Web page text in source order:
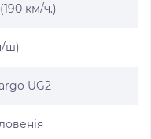
км/ч.)
ш)
UG2